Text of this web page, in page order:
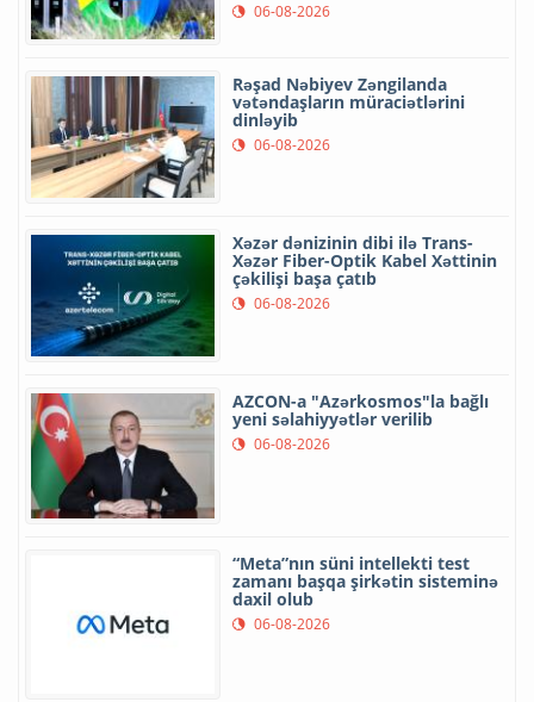
06-08-2026
Rəşad Nəbiyev Zəngilanda
vətəndaşların müraciətlərini
dinləyib
06-08-2026
Xəzər dənizinin dibi ilə Trans-
Xəzər Fiber-Optik Kabel Xəttinin
çəkilişi başa çatıb
06-08-2026
AZCON-a "Azərkosmos"la bağlı
yeni səlahiyyətlər verilib
06-08-2026
“Meta”nın süni intellekti test
zamanı başqa şirkətin sisteminə
daxil olub
06-08-2026